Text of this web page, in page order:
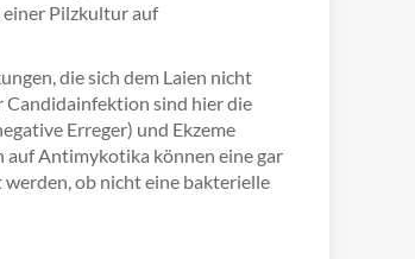
einer Pilzkultur auf
die sich dem Laien nicht
Candidainfektion sind hier die
Erreger) und Ekzeme
Antimykotika können eine gar
ob nicht eine bakterielle